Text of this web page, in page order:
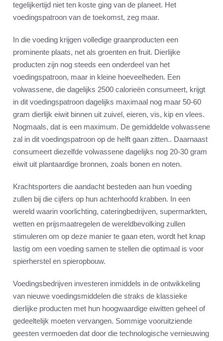
tegelijkertijd niet ten koste ging van de planeet. Het
voedingspatroon van de toekomst, zeg maar.
In die voeding krijgen volledige graanproducten een
prominente plaats, net als groenten en fruit. Dierlijke
producten zijn nog steeds een onderdeel van het
voedingspatroon, maar in kleine hoeveelheden. Een
volwassene, die dagelijks 2500 calorieën consumeert, krijgt
in dit voedingspatroon dagelijks maximaal nog maar 50-60
gram dierlijk eiwit binnen uit zuivel, eieren, vis, kip en vlees.
Nogmaals, dat is een maximum. De gemiddelde volwassene
zal in dit voedingspatroon op de helft gaan zitten.. Daarnaast
consumeert diezelfde volwassene dagelijks nog 20-30 gram
eiwit uit plantaardige bronnen, zoals bonen en noten.
Krachtsporters die aandacht besteden aan hun voeding
zullen bij die cijfers op hun achterhoofd krabben. In een
wereld waarin voorlichting, cateringbedrijven, supermarkten,
wetten en prijsmaatregelen de wereldbevolking zullen
stimuleren om op deze manier te gaan eten, wordt het knap
lastig om een voeding samen te stellen die optimaal is voor
spierherstel en spieropbouw.
Voedingsbedrijven investeren inmiddels in de ontwikkeling
van nieuwe voedingsmiddelen die straks de klassieke
dierlijke producten met hun hoogwaardige eiwitten geheel of
gedeeltelijk moeten vervangen. Sommige vooruitziende
geesten vermoeden dat door die technologische vernieuwing